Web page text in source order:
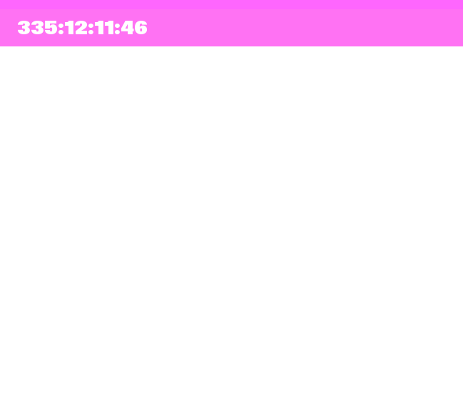
335:12:11:45